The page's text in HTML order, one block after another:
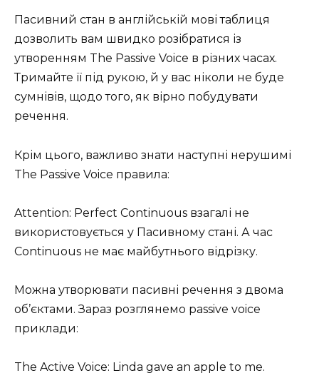
Пасивний стан в англійській мові таблиця
дозволить вам швидко розібратися із
утворенням The Passive Voice в різних часах.
Тримайте її під рукою, й у вас ніколи не буде
сумнівів, щодо того, як вірно побудувати
речення.
Крім цього, важливо знати наступні нерушимі
The Passive Voice правила:
Attention: Perfect Continuous взагалі не
використовується у Пасивному стані. А час
Continuous не має майбутнього відрізку.
Можна утворювати пасивні речення з двома
об’єктами. Зараз розглянемо passive voice
приклади:
The Active Voice: Linda gave an apple to me.